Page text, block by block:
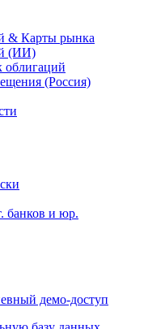
& Карты рынка
(ИИ)
облигаций
(Россия)
банков и юр.
демо-доступ